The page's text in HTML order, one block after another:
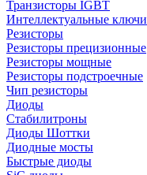
Транзисторы IGBT
Интеллектуальные ключи
Резисторы
Резисторы прецизионные
Резисторы мощные
Резисторы подстроечные
Чип резисторы
Диоды
Стабилитроны
Диоды Шоттки
Диодные мосты
Быстрые диоды